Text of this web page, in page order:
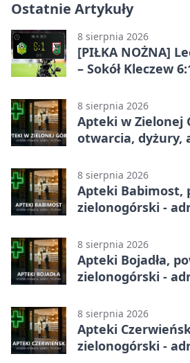
Ostatnie Artykuły
8 sierpnia 2026
[PIŁKA NOŻNA]
– Sokół Kleczew
urządzili sobie
8 sierpnia 2026
Apteki w Zielonej
otwarcia, dyżury,
8 sierpnia 2026
Apteki Babimost,
zielonogórski -
8 sierpnia 2026
Apteki Bojadła,
zielonogórski -
8 sierpnia 2026
Apteki
zielonogórski -